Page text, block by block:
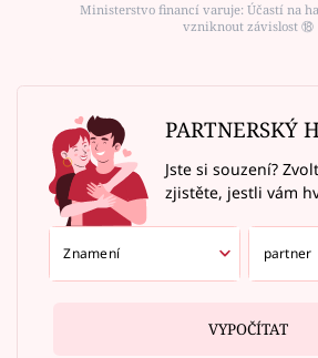
Ministerstvo financí varuje: Účastí na
vzniknout závislost ⑱
PARTNERSKÝ
Jste si souzení?
zjistěte, jestli vám
VYPOČÍTAT